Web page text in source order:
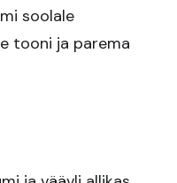
soolale
tooni ja parema